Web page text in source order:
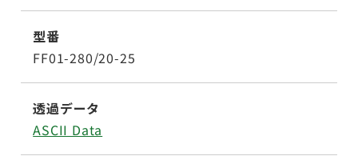
型番
FF01-280/20-25
透過データ
ASCII Data